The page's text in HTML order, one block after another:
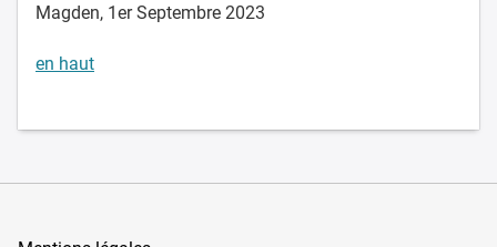
Magden, 1er Septembre 2023
en haut